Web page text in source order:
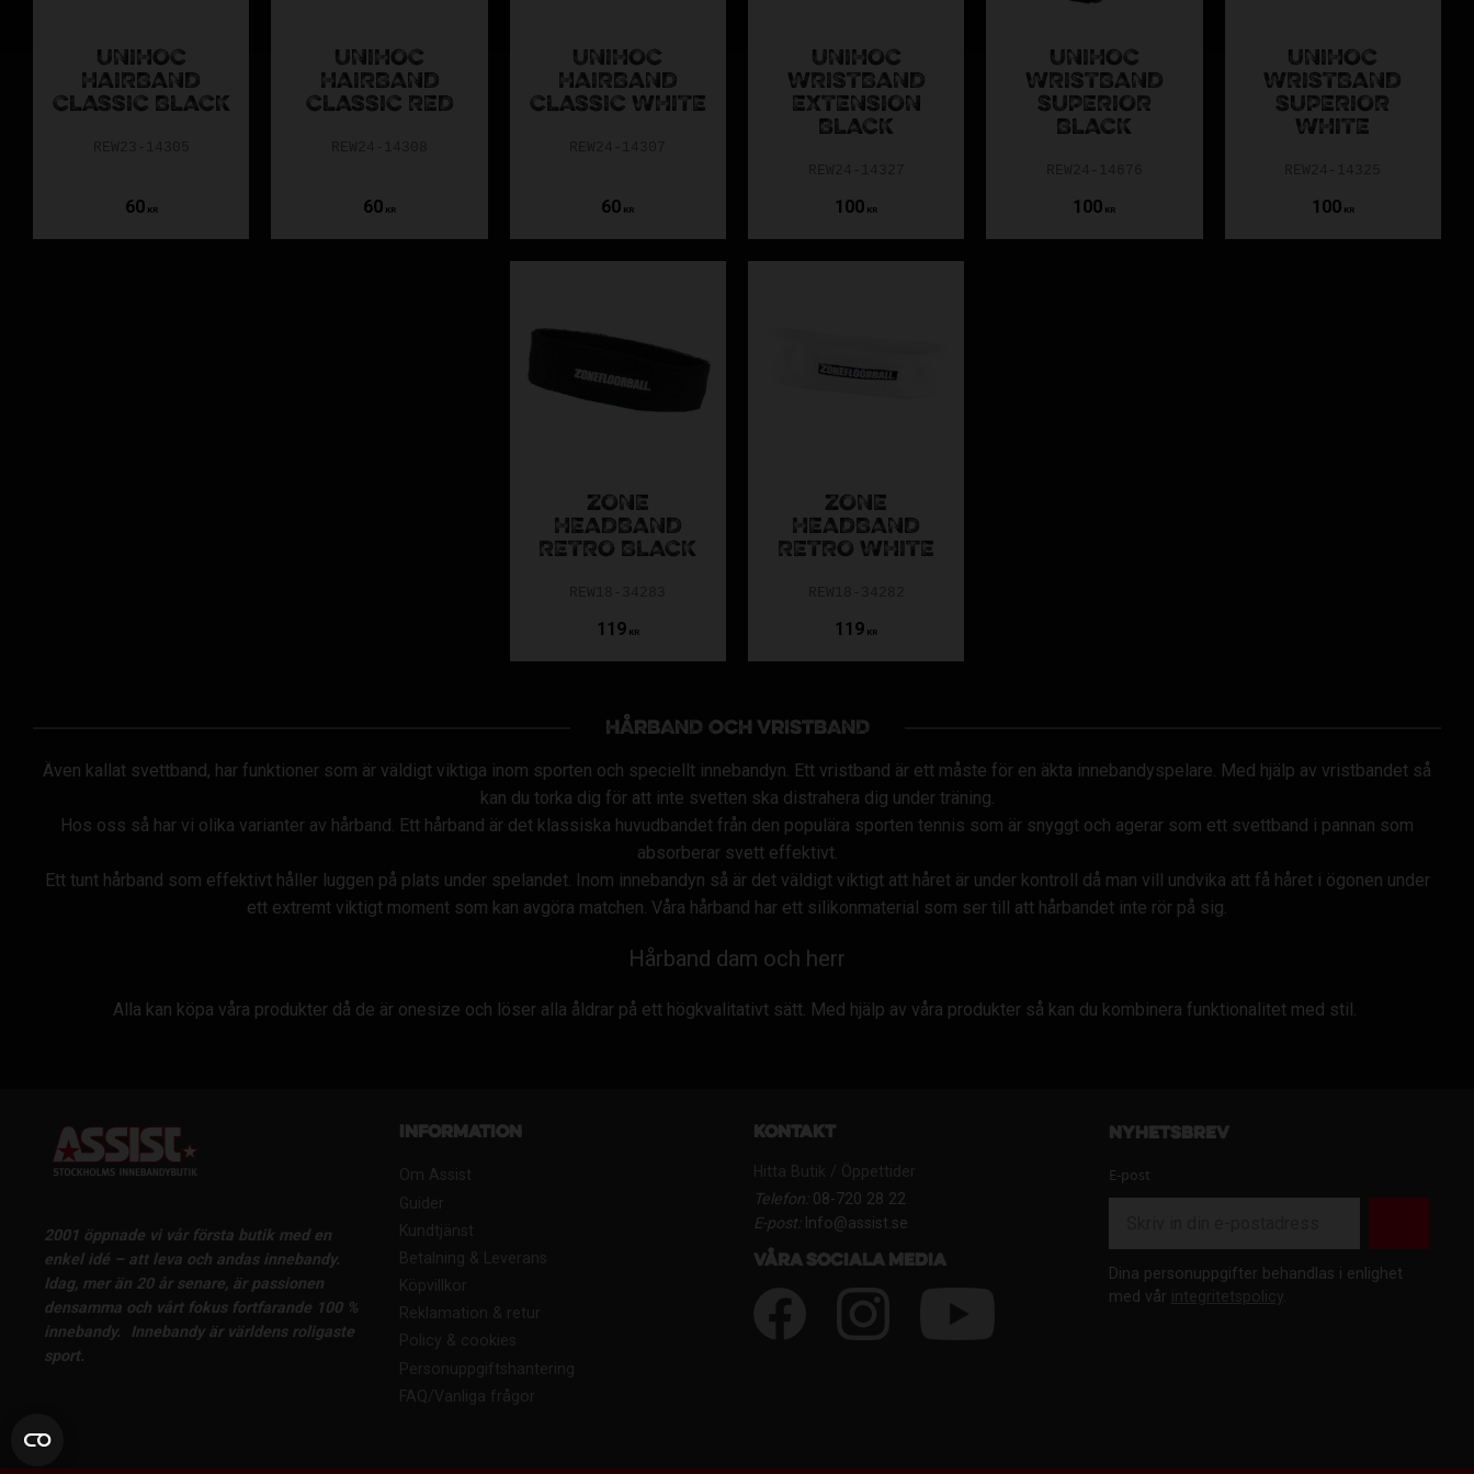
UNIHOC
HAIRBAND
CLASSIC BLACK
60KR
UNIHOC
HAIRBAND
CLASSIC RED
60 KR
UNIHOC
HAIRBAND
CLASSIC WHITE
60 KR
UNIHOC
WRISTBAND
EXTENSION
BLACK
100 KR
UNIHOC
WRISTBAND
SUPERIOR
BLACK
100 KR
UNIHOC
WRISTBAND
SUPERIOR
WHITE
100KR
ZONE
HEADBAND
RETRO BLACK
119KR
ZONE
HEADBAND
RETRO WHITE
119 KR
HÅRBAND OCH VRISTBAND
Även kallat svettband, har funktioner som är väldigt viktiga inom sporten och speciellt innebandyn. Ett vristband är ett måste för en äkta innebandyspelare. Med hjälp av vristbandet så
kan du torka dig för att inte svetten ska distrahera dig under träning.
Hos oss så har vi olika varianter av hårband. Ett hårband är det klassiska huvudbandet från den populära sporten tennis som är snyggt och agerar som ett svettband i pannan som
absorberar svett effektivt.
Ett tunt hårband som effektivt håller luggen på plats under spelandet. Inom innebandyn så är det väldigt viktigt att håret är under kontroll då man vill undvika att få håret i ögonen under
ett extremt viktigt moment som kan avgöra matchen. Våra hårband har ett silikonmaterial som ser till att hårbandet inte rör på sig.
Hårband dam och herr
Alla kan köpa våra produkter då de är onesize och löser alla åldrar på ett högkvalitativt sätt. Med hjälp av våra produkter så kan du kombinera funktionalitet med stil.
2001 öppnade vi vår första butik med en
enkel idé – att leva och andas innebandy.
Idag, mer än 20 år senare, är passionen
densamma och vårt fokus fortfarande 100 %
innebandy.
Innebandy är världens roligaste
sport.
Information
Om Assist
Guider
Kundtjänst
Betalning & Leverans
Köpvillkor
Reklamation & retur
Policy & cookies
Personuppgiftshantering
FAQ/Vanliga frågor
Kontakt
Hitta Butik / Öppettider
Telefon:08-720 28 22
E-post:Info@assist.se
Våra sociala media
Nyhetsbrev
E-post
Dina personuppgifter behandlas i enlighet
med vår integritetspolicy